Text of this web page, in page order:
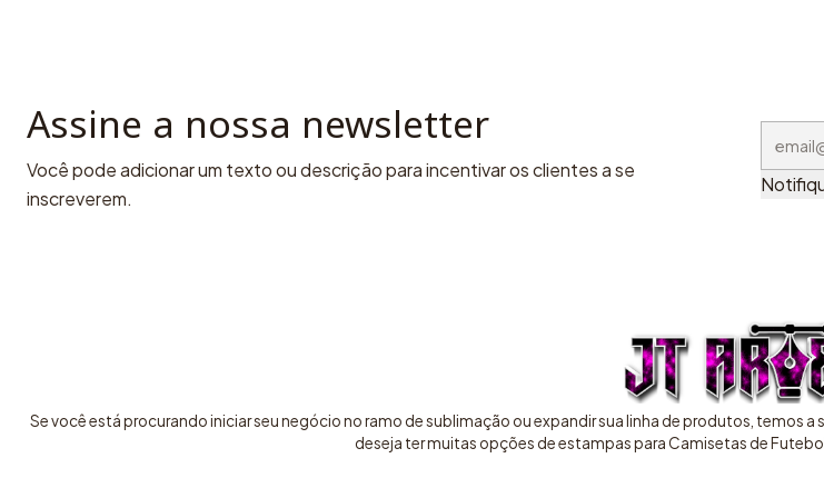
Assine a nossa newsletter
Você pode adicionar um texto ou descrição para incentivar os clientes a se
inscreverem.
Se você está procurando iniciar seu negócio no ramo de sublimação ou expandir sua linha de produtos, temos
deseja ter muitas opções de estampas para Camisetas de